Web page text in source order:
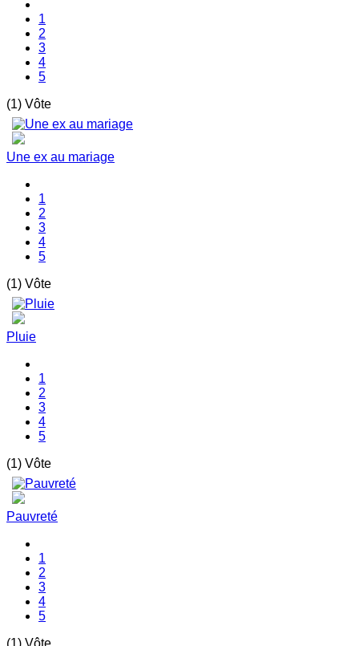
1
2
3
4
5
(1) Vôte
Une ex au mariage
1
2
3
4
5
(1) Vôte
Pluie
1
2
3
4
5
(1) Vôte
Pauvreté
1
2
3
4
5